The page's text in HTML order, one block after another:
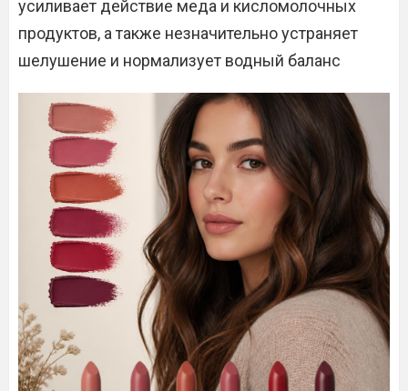
усиливает действие меда и кисломолочных
продуктов, а также незначительно устраняет
шелушение и нормализует водный баланс